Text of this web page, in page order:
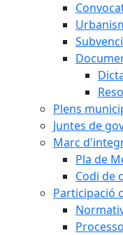
Plens
Juntes de
Marc
Pla de
Codi de
Participació